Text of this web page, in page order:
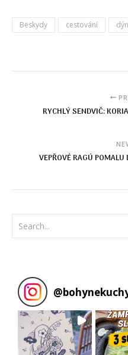
Beskydy cestování
RYCHLÝ SENDVIČ:
VEPŘOVÉ RAGÚ
@